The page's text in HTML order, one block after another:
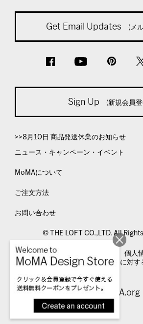
Get Email Updates (メ
Sign Up (新規会員
>>8月10日 商品発送休業のお知らせ
ニュース・キャンペーン・イベント
MoMAについて
ご注文方法
お問い合わせ
© THE LOFT CO.,LTD. All
特定商取引法表示
個人
カスタマーハラスメントに対す
Visit MoMA.org